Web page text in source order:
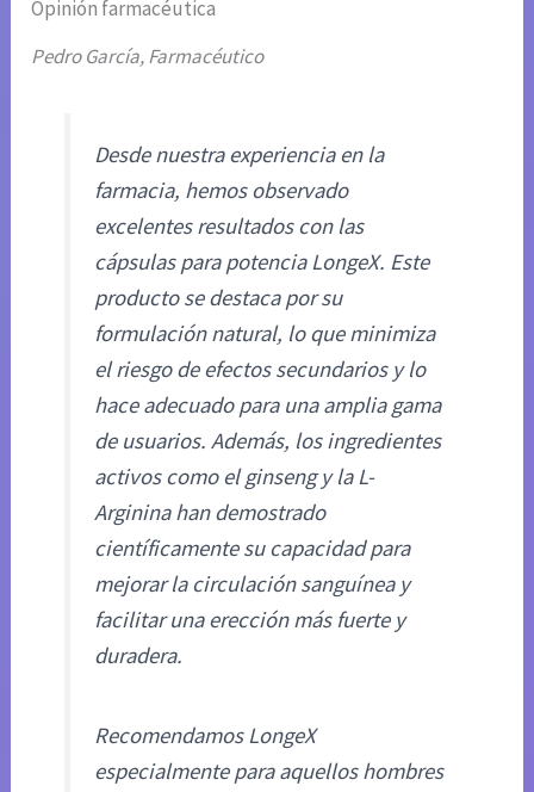
Opinión farmacéutica
Pedro García, Farmacéutico
Desde nuestra experiencia en la
farmacia, hemos observado
excelentes resultados con las
cápsulas para potencia LongeX. Este
producto se destaca por su
formulación natural, lo que minimiza
el riesgo de efectos secundarios y lo
hace adecuado para una amplia gama
de usuarios. Además, los ingredientes
activos como el ginseng y la L-
Arginina han demostrado
científicamente su capacidad para
mejorar la circulación sanguínea y
facilitar una erección más fuerte y
duradera.
Recomendamos LongeX
especialmente para aquellos hombres